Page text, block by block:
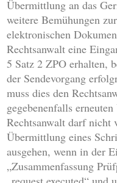
Übermittlung an das
weitere Bemühungen
elektronischen
Rechtsanwalt eine
5 Satz 2 ZPO erhalten,
der Sendevorgang
muss dies den
gegebenenfalls
Rechtsanwalt darf nicht
Übermittlung eines
ausgehen, wenn in der
„Zusammenfassung